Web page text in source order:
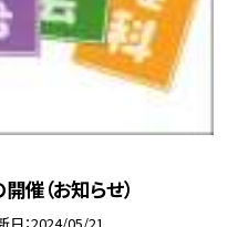
（お知らせ）